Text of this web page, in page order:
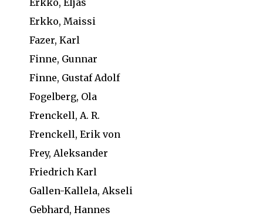
Erkko, Eljas
Erkko, Maissi
Fazer, Karl
Finne, Gunnar
Finne, Gustaf Adolf
Fogelberg, Ola
Frenckell, A. R.
Frenckell, Erik von
Frey, Aleksander
Friedrich Karl
Gallen-Kallela, Akseli
Gebhard, Hannes